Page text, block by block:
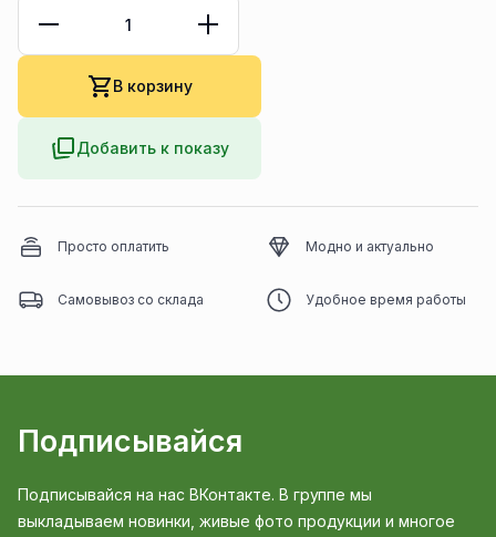
В корзину
Добавить к показу
Просто оплатить Модно и актуально
Самовывоз со склада Удобное время работы
Подписывайся
Подписывайся на нас ВКонтакте. В группе мы
выкладываем новинки, живые фото продукции и многое